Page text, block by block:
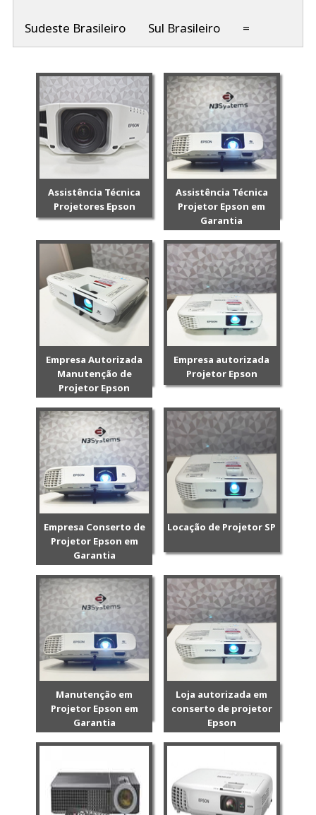
Sudeste Brasileiro Sul Brasileiro =
Assistência Técnica
Projetores Epson
Assistência Técnica
Projetor Epson em
Garantia
Empresa Autorizada
Manutenção de
Projetor Epson
Empresa autorizada
Projetor Epson
Empresa Conserto de
Projetor Epson em
Garantia
Locação de Projetor SP
Manutenção em
Projetor Epson em
Garantia
Loja autorizada em
conserto de projetor
Epson